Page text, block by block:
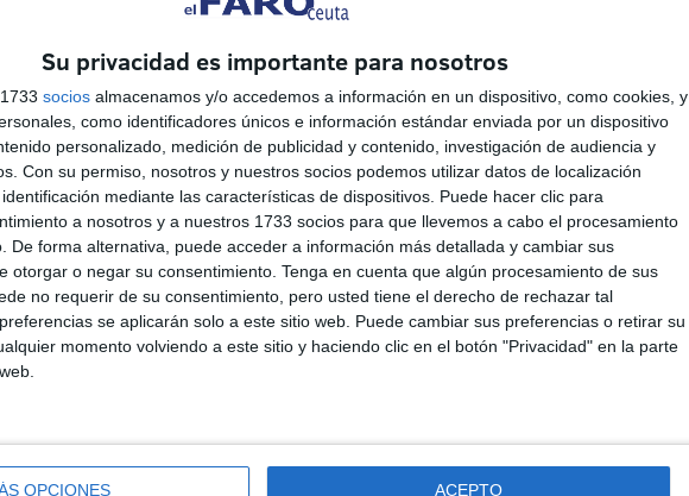
Su privacidad es importante para nosotros
socios almacenamos y/o accedemos a información en un dispositivo, como cookies, y
como identificadores únicos e información estándar enviada por un dispositivo
personalizado, medición de publicidad y contenido, investigación de audiencia y
Con su permiso, nosotros y nuestros socios podemos utilizar datos de localización
mediante las características de dispositivos. Puede hacer clic para
a nosotros y a nuestros 1733 socios para que llevemos a cabo el procesamiento
De forma alternativa, puede acceder a información más detallada y cambiar sus
otorgar o negar su consentimiento. Tenga en cuenta que algún procesamiento de sus
no requerir de su consentimiento, pero usted tiene el derecho de rechazar tal
se aplicarán solo a este sitio web. Puede cambiar sus preferencias o retirar su
momento volviendo a este sitio y haciendo clic en el botón "Privacidad" en la parte
OPCIONES ACEPTO
En ese aspecto –como igualmente en otros- Ceuta
populares (Real, Palmeras, Marina, Revellín,
o plazas tuvieron durante el régimen totalitario surgido
impresión que me llevé el día lº de abril de
y cinco años- cuando tras oír el último parte oficial
civi, ni llorar a mi madre-.